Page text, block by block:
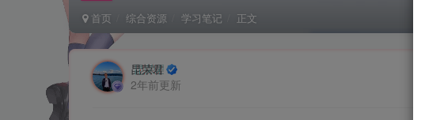
首页 综合资源 学习笔记 正文
昆荣君
2年前更新